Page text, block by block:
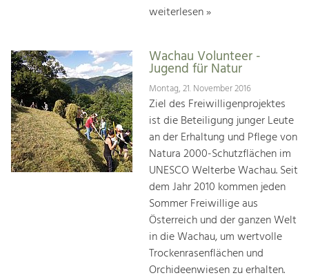
weiterlesen »
Wachau Volunteer -
Jugend für Natur
Montag, 21. November 2016
Ziel des Freiwilligenprojektes
ist die Beteiligung junger Leute
an der Erhaltung und Pflege von
Natura 2000-Schutzflächen im
UNESCO Welterbe Wachau. Seit
dem Jahr 2010 kommen jeden
Sommer Freiwillige aus
Österreich und der ganzen Welt
in die Wachau, um wertvolle
Trockenrasenflächen und
Orchideenwiesen zu erhalten.